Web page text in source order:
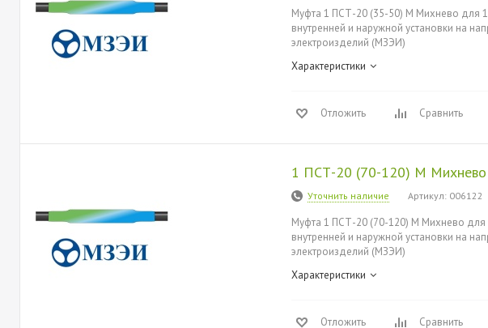
Муфта 1 ПСТ-20 (35-50) М Михнево для 1
внутренней и наружной установки на
электроизделий (МЗЭИ)
Характеристики
Отложить Сравнить
1 ПСТ-20 (70-120) М Михнево
Уточнить наличие Артикул: 006122
Муфта 1 ПСТ-20 (70-120) М Михнево для
внутренней и наружной установки на
электроизделий (МЗЭИ)
Характеристики
Отложить Сравнить